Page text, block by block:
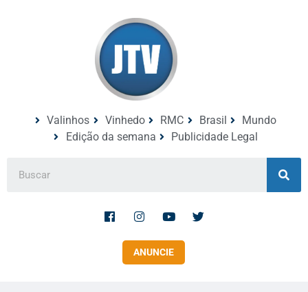
Valinhos Vinhedo RMC Brasil
Mundo
Edição da semana
Publicidade Legal
ANUNCIE